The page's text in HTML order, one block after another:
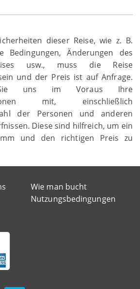
dieser Reise, wie z. B.
Bedingungen, Änderungen des
usw., muss die Reise
und der Preis ist auf Anfrage.
uns im Voraus Ihre
mit, einschließlich
der Personen und anderen
Diese sind hilfreich, um ein
und den richtigen Preis zu
Wie man bucht
Nutzungsbedingungen